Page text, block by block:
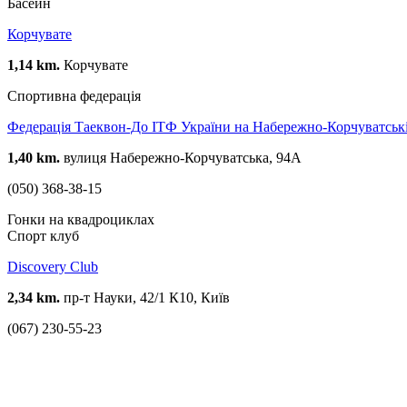
Корчувате
1,14 km. Корчувате
Спортивна федерація
Федерація Таеквон-До ІТФ України на Набережно-
1,40 km. вулиця Набережно-Корчуватська, 94А
(050) 368-38-15
Гонки на квадроциклах
Спорт клуб
Discovery Club
2,34 km. пр-т Науки, 42/1 К10, Київ
(067) 230-55-23